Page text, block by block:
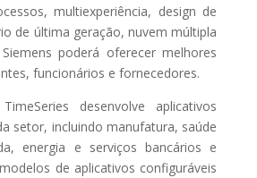
multiexperiência, design de
de última geração, nuvem múltipla
poderá oferecer melhores
funcionários e fornecedores.
desenvolve aplicativos
setor, incluindo manufatura, saúde
energia e serviços bancários e
de aplicativos configuráveis